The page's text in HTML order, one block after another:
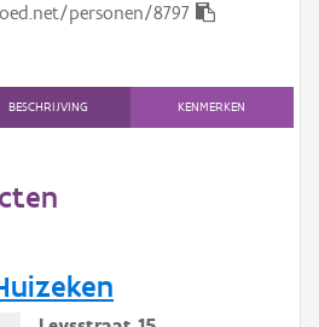
personen/8797
BESCHRIJVING KENMERKEN